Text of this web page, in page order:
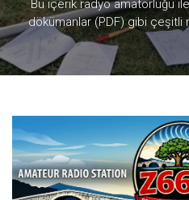
Bu içerik radyo amatörlüğü
dökümanlar (PDF) gibi çeşitli